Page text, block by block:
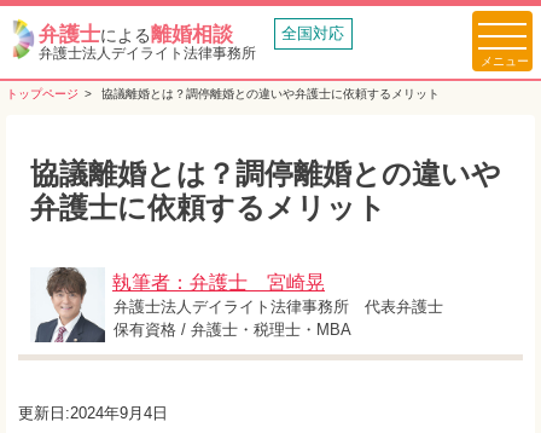
弁護士による離婚相談
弁護士法人デイライト法律事務所
全国対応
トップページ 協議離婚とは？調停離婚との違いや弁護士に依頼するメリット
協議離婚とは？調停離婚との違いや
弁護士に依頼するメリット
執筆者：弁護士 宮崎晃
弁護士法人デイライト法律事務所 代表弁護士
保有資格 / 弁護士・税理士・MBA
更新日:2024年9月4日